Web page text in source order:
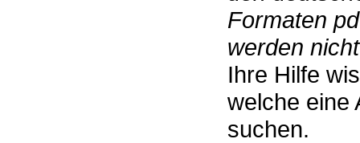
Formaten
werden
Ihre Hilfe
welche eine
suchen.